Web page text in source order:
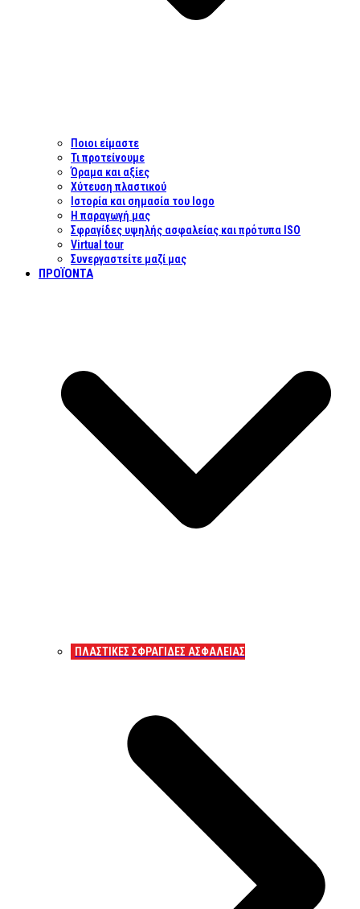
Ποιοι είμαστε
Τι προτείνουμε
Όραμα και αξίες
Χύτευση πλαστικού
Ιστορία και σημασία του logo
Η παραγωγή μας
Σφραγίδες υψηλής ασφαλείας και πρότυπα ISO
Virtual tour
Συνεργαστείτε μαζί μας
ΠΡΟΪΌΝΤΑ
ΠΛΑΣΤΙΚΕΣ ΣΦΡΑΓΙΔΕΣ ΑΣΦΑΛΕΙΑΣ